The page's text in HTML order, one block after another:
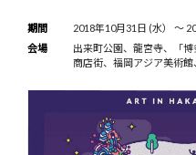
期間
2018年10月31日 (水） 〜
会場
出来町公園、龍宮寺、「
商店街、福岡アジア美術館